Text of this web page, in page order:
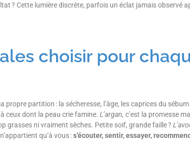
? Cette lumière discrète, parfois un éclat jamais observé
choisir pour
partition : la sécheresse, l’âge, les caprices du
ceux dont la peau crie famine. L’argan, c’est la promesse
grasses ni vraiment sèches. Petite soif, grande faille ?
qu’à vous :s’écouter, sentir, essayer,